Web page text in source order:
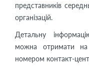
представників
організацій.
Детальну
можна отримати
номером контакт-